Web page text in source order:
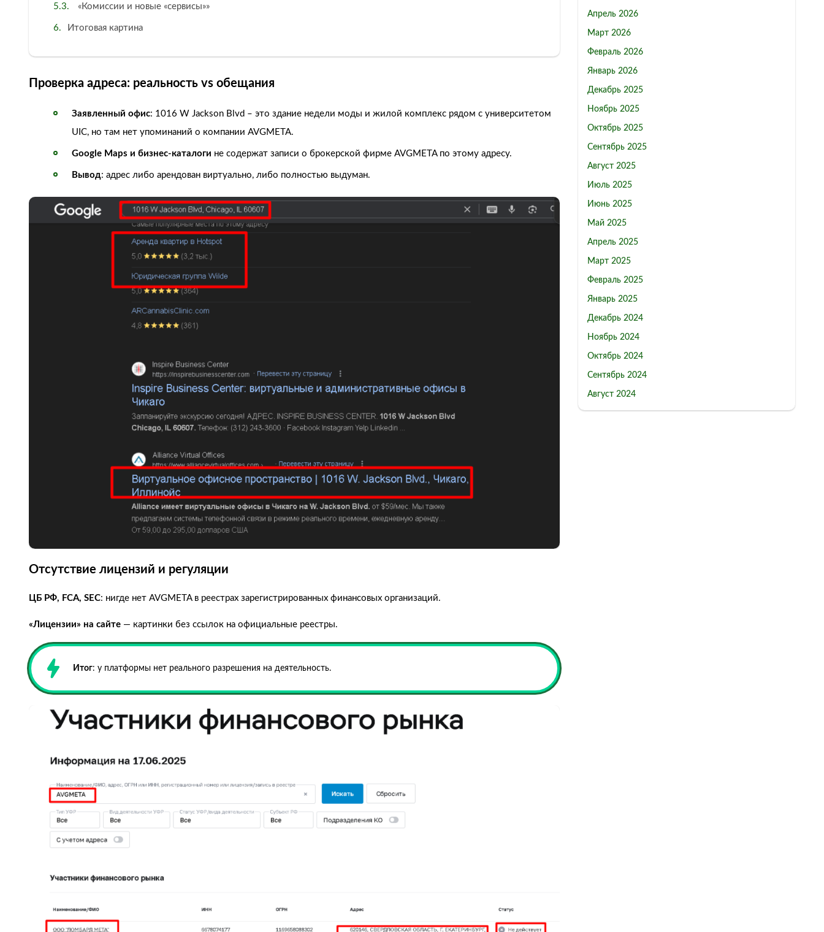
«Комиссии и новые «сервисы»»
Итоговая картина
Проверка адреса: реальность vs обещания
Заявленный офис: 1016 W Jackson Blvd – это здание недели моды и жилой комплекс рядом с университетом
UIC, но там нет упоминаний о компании AVGMETA.
Google Maps и бизнес-каталоги не содержат записи о брокерской фирме AVGMETA по этому адресу.
Вывод: адрес либо арендован виртуально, либо полностью выдуман.
Отсутствие лицензий и регуляции
ЦБ РФ, FCA, SEC: нигде нет AVGMETA в реестрах зарегистрированных финансовых организаций.
«Лицензии» на сайте — картинки без ссылок на официальные реестры.
Итог: у платформы нет реального разрешения на деятельность.
Апрель 2026
Март 2026
Февраль 2026
Январь 2026
Декабрь 2025
Ноябрь 2025
Октябрь 2025
Сентябрь 2025
Август 2025
Июль 2025
Июнь 2025
Май 2025
Апрель 2025
Март 2025
Февраль 2025
Январь 2025
Декабрь 2024
Ноябрь 2024
Октябрь 2024
Сентябрь 2024
Август 2024